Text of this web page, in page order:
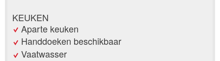
KEUKEN
Aparte keuken
Handdoeken beschikbaar
Vaatwasser